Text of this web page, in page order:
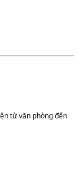
từ văn phòng đến